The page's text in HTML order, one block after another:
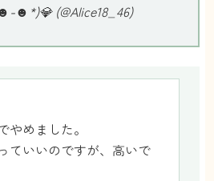
(@Alice18_46)
めました。
ていいのですが、高いで